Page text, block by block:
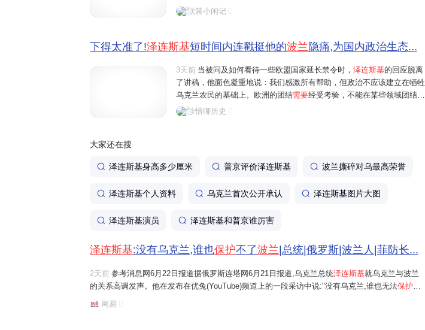
得不可或缺。波兰也瞄准这一点，不光在军费上加码，还在跟美国搞更深
软装小闲记
下得太准了!泽连斯基短时间内连戳挺他的波兰隐痛,为国内政治生态...
3天前 当被问及如何看待一些欧盟国家延长禁令时， 泽连斯基的回应脱离
了讲稿，他面色凝重地说：我们感激所有帮助，但政治不应该建立在牺牲
乌克兰农民的基础上。欧洲的团结需要经受考验，不能在某些领域团结，
在另一些领域制造裂痕。这番话传到华沙，被媒体解读为对波兰的公开指
珍惜聊历史
大家还在搜
泽连斯基身高多少厘米 普京评价泽连斯基 波兰撕碎对乌最高荣誉
泽连斯基个人资料 乌克兰首次公开承认 泽连斯基图片大图
泽连斯基演员 泽连斯基和普京谁厉害
泽连斯基:没有乌克兰,谁也保护不了波兰 |总统|俄罗斯|波兰人|菲防长...
2天前 参考消息网6月22日报道据俄罗斯连塔网6月21日报道,乌克兰总统泽连斯基就乌克兰与波兰
的关系高调发声。他在发布在优兔(YouTube)频道上的一段采访中说:"没有乌克兰,谁也无法保护波
网易